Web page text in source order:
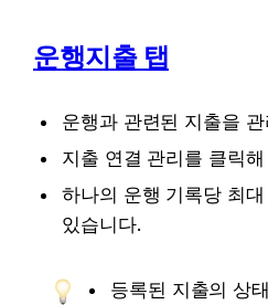
운행지출 탭
운행과 관련된 지출을
지출 연결 관리를 클릭
하나의 운행 기록당 최
있습니다.
등록된 지출의 상